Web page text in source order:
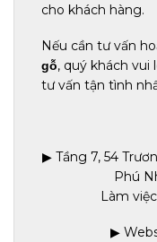
cho khách hàng.
Nếu cần tư vấn
gỗ, quý khách vui
tư vấn tận tình
▶ Tầng 7, 54
Phú
Làm
▶